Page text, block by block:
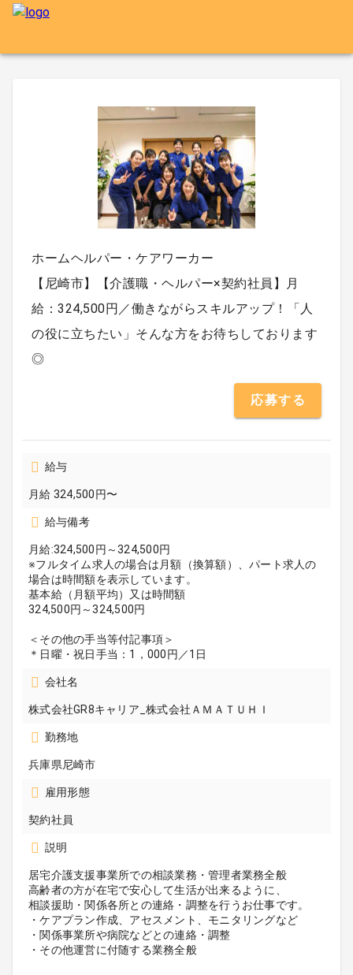
ホームヘルパー・ケアワーカー
【尼崎市】【介護職・ヘルパー×契約社員】月
給：324,500円／働きながらスキルアップ！「人
の役に立ちたい」そんな方をお待ちしております
◎
応募する
給与
月給 324,500円〜
給与備考
月給:324,500円～324,500円
※フルタイム求人の場合は月額（換算額）、パート求人の
場合は時間額を表示しています。
基本給（月額平均）又は時間額
324,500円～324,500円
＜その他の手当等付記事項＞
＊日曜・祝日手当：1，000円／1日
会社名
株式会社GR8キャリア_株式会社ＡＭＡＴＵＨＩ
勤務地
兵庫県尼崎市
雇用形態
契約社員
説明
居宅介護支援事業所での相談業務・管理者業務全般
高齢者の方が在宅で安心して生活が出来るように、
相談援助・関係各所との連絡・調整を行うお仕事です。
・ケアプラン作成、アセスメント、モニタリングなど
・関係事業所や病院などとの連絡・調整
・その他運営に付随する業務全般